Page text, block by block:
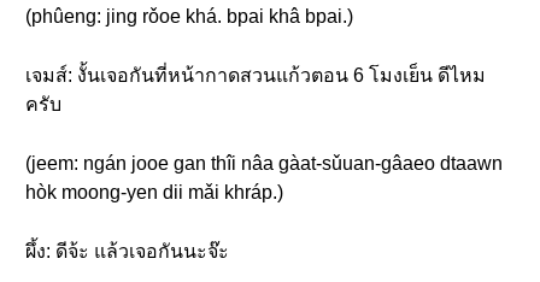
(phûeng: jing rǒoe khá. bpai khâ bpai.)
เจมส์: งั้นเจอกันที่หน้ากาดสวนแก้วตอน 6 โมงเย็น ดีไหม
ครับ
(jeem: ngán jooe gan thîi nâa gàat-sǔuan-gâaeo dtaawn
hòk moong-yen dii mǎi khráp.)
ผึ้ง: ดีจ้ะ แล้วเจอกันนะจ๊ะ